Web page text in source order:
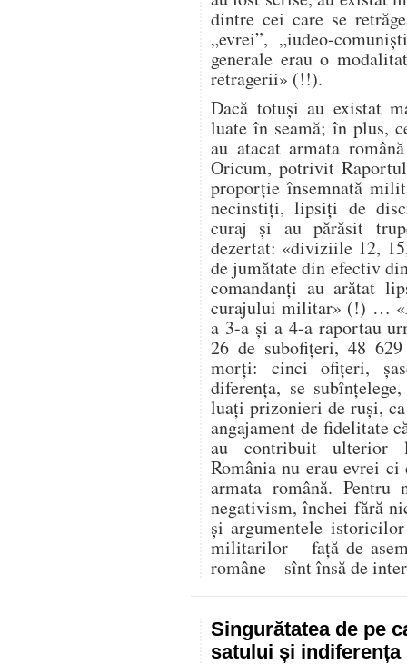
dintre cei care se
„evrei”, „iudeo-
generale erau o
retragerii» (!!).
Dacă totuși au existat
luate în seamă; în plus,
au atacat armata
Oricum, potrivit
proporție însemnată
necinstiți, lipsiți de
curaj și au părăsit
dezertat: «diviziile 12,
de jumătate din efectiv
comandanți au arătat
curajului militar» (!) …
a 3-a și a 4-a raportau
26 de subofițeri, 48
morți: cinci ofițeri,
diferența, se
luați prizonieri de ruși,
angajament de fidelitate
au contribuit ulterior
România nu erau evrei
armata română.
negativism, închei fără
și argumentele
militarilor – față de
române – sînt însă de
Singurătatea de pe
satului și